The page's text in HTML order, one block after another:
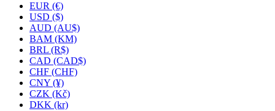
EUR (€)
USD ($)
AUD (AU$)
BAM (KM)
BRL (R$)
CAD (CAD$)
CHF (CHF)
CNY (¥)
CZK (Kč)
DKK (kr)